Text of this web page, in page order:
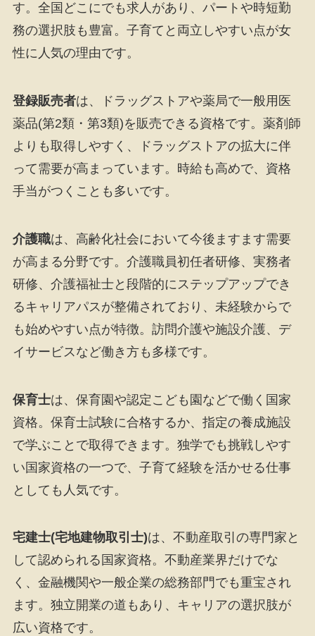
す。全国どこにでも求人があり、パートや時短勤
務の選択肢も豊富。子育てと両立しやすい点が女
性に人気の理由です。
登録販売者は、ドラッグストアや薬局で一般用医
薬品(第2類・第3類)を販売できる資格です。薬剤師
よりも取得しやすく、ドラッグストアの拡大に伴
って需要が高まっています。時給も高めで、資格
手当がつくことも多いです。
介護職は、高齢化社会において今後ますます需要
が高まる分野です。介護職員初任者研修、実務者
研修、介護福祉士と段階的にステップアップでき
るキャリアパスが整備されており、未経験からで
も始めやすい点が特徴。訪問介護や施設介護、デ
イサービスなど働き方も多様です。
保育士は、保育園や認定こども園などで働く国家
資格。保育士試験に合格するか、指定の養成施設
で学ぶことで取得できます。独学でも挑戦しやす
い国家資格の一つで、子育て経験を活かせる仕事
としても人気です。
宅建士(宅地建物取引士)は、不動産取引の専門家と
して認められる国家資格。不動産業界だけでな
く、金融機関や一般企業の総務部門でも重宝され
ます。独立開業の道もあり、キャリアの選択肢が
広い資格です。